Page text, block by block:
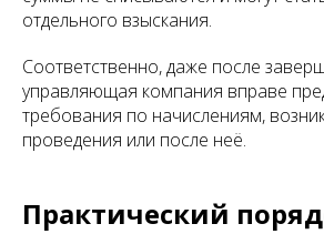
отдельного взыскания.
Соответственно, даже после
управляющая компания вправе
требования по начислениям,
проведения или после неё.
Практический